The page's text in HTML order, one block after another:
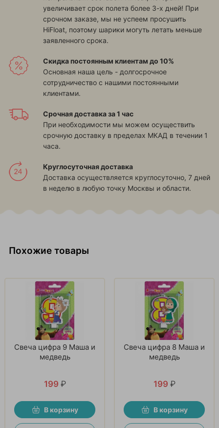
увеличивает срок полета более 3-х дней! При
срочном заказе, мы не успеем просушить
HiFloat, поэтому шарики могуть летать меньше
заявленного срока.
Скидка постоянным клиентам до 10%
Основная наша цель - долгосрочное
сотрудничество с нашими постоянными
клиентами.
Срочная доставка за 1 час
При необходимости мы можем осуществить
срочную доставку в пределах МКАД в течении 1
часа.
Круглосуточная доставка
Доставка осуществляется круглосуточно, 7 дней
в неделю в любую точку Москвы и области.
Похожие товары
Свеча цифра 9 Маша и
медведь
199 ₽
В корзину
Свеча цифра 8 Маша и
медведь
199 ₽
В корзину